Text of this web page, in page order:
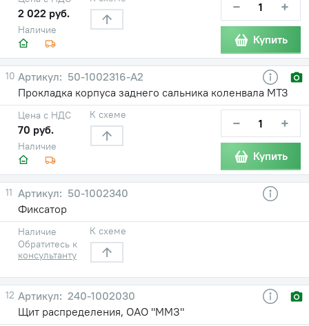
Наличие
2 022 руб. − +
Купить
10
50-1002316-А2
Прокладка корпуса заднего сальника коленвала МТЗ
Наличие
Цена с НДС
70 руб.
К схеме − +
Купить
11
50-1002340
Фиксатор
Наличие
Обратитесь к
консультанту
К схеме
12
240-1002030
Щит распределения, ОАО "ММЗ"